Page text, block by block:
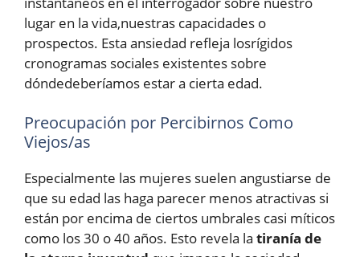
lugar en la vida,nuestras capacidades o
prospectos. Esta ansiedad refleja losrígidos
cronogramas sociales existentes sobre
dóndedeberíamos estar a cierta edad.
Preocupación por Percibirnos Como
Viejos/as
Especialmente las mujeres suelen angustiarse de
que su edad las haga parecer menos atractivas si
están por encima de ciertos umbrales casi míticos
como los 30 o 40 años. Esto revela la tiranía de